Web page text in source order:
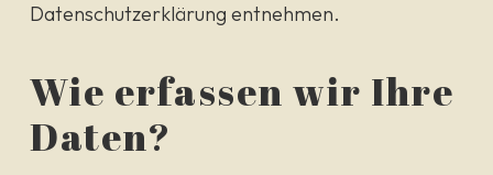
Datenschutzerklärung entnehmen.
Wie erfassen wir Ihre
Daten?